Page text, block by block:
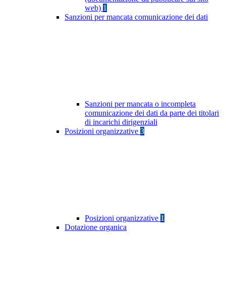
web) 1
Sanzioni per mancata comunicazione dei dati
Sanzioni per mancata o incompleta
comunicazione dei dati da parte dei titolari
di incarichi dirigenziali
Posizioni organizzative 3
Posizioni organizzative 1
Dotazione organica